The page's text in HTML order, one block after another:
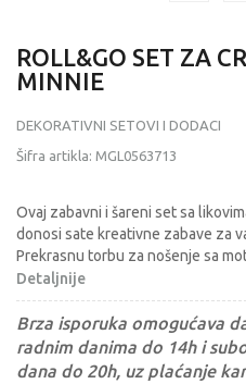
ROLL&GO SET ZA
MINNIE
DEKORATIVNI SETOVI I DODACI
Šifra artikla: MGL0563713
Ovaj zabavni i šareni set sa
donosi sate kreativne zabave za
Prekrasnu torbu za nošenje sa
Detaljnije
Brza isporuka omogućava
radnim danima do 14h i
dana do 20h, uz plaćanje